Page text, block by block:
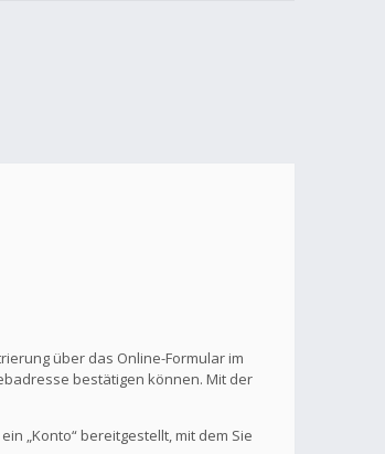
über das Online-Formular im
bestätigen können. Mit der
„Konto“ bereitgestellt, mit dem Sie